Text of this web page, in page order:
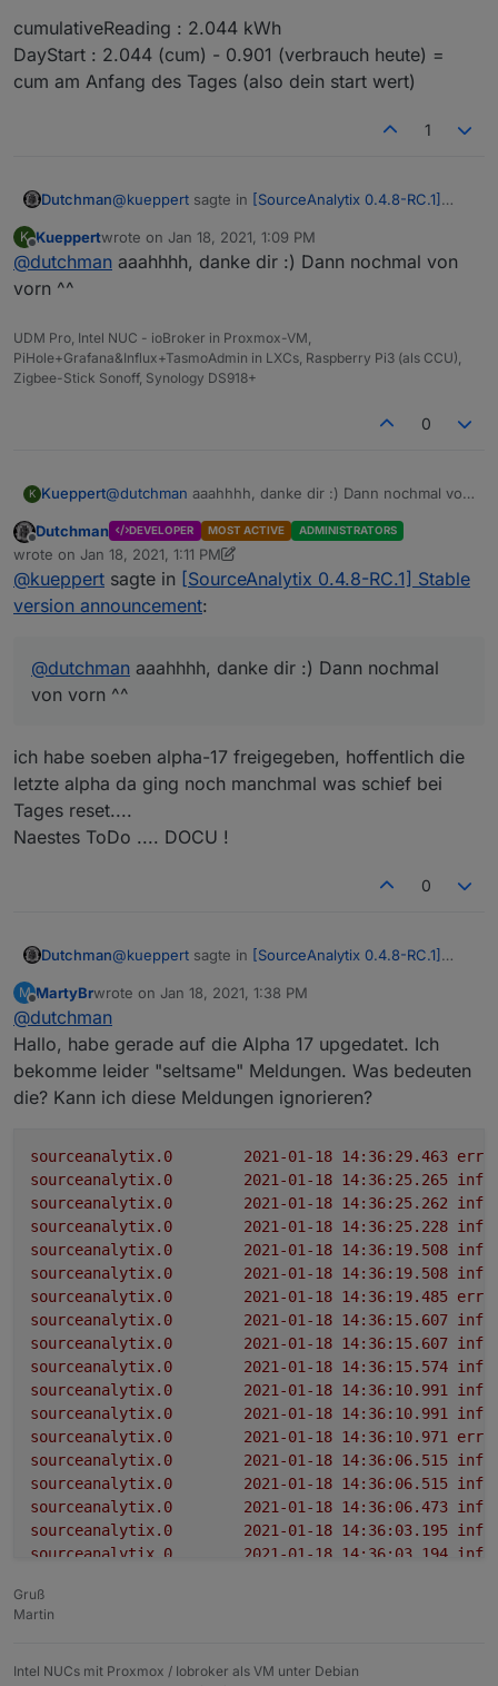
cumulativeReading : 2.044 kWh
DayStart : 2.044 (cum) - 0.901 (verbrauch heute) =
cum am Anfang des Tages (also dein start wert)
1
Dutchman@kueppert sagte in [SourceAnalytix 0.4.8-RC.1]
rein muss? Da muss doch für mein Verständnis
in deinem beispiel :
cumulativeReading : 2.044 kWh
cum am Anfang des Tages (also dein start wert)
K
Offline
Kueppertwrote on Jan 18, 2021, 1:09 PM
last edited by
@dutchman aaahhhh, danke dir :) Dann nochmal von
vorn ^^
UDM Pro, Intel NUC - ioBroker in Proxmox-VM,
PiHole+Grafana&Influx+TasmoAdmin in LXCs, Raspberry Pi3 (als CCU),
Zigbee-Stick Sonoff, Synology DS918+
0
K Kueppert@dutchman aaahhhh, danke dir :) Dann nochmal von
Offline
Dutchman DEVELOPER MOST ACTIVE ADMINISTRATORS
wrote on Jan 18, 2021, 1:11 PM
last edited by Dutchman Jan 18, 2021, 2:12 PM
@kueppert sagte in [SourceAnalytix 0.4.8-RC.1] Stable
version announcement:
@dutchman aaahhhh, danke dir :) Dann nochmal
von vorn ^^
ich habe soeben alpha-17 freigegeben, hoffentlich die
letzte alpha da ging noch manchmal was schief bei
Tages reset....
Naestes ToDo .... DOCU !
0
Dutchman@kueppert sagte in [SourceAnalytix 0.4.8-RC.1]
nochmal von vorn ^^
ich habe soeben alpha-17 freigegeben, hoffentlich
die letzte alpha da ging noch manchmal was schief
bei Tages reset....
M
Offline
MartyBrwrote on Jan 18, 2021, 1:38 PM
last edited by
@dutchman
Hallo, habe gerade auf die Alpha 17 upgedatet. Ich
bekomme leider "seltsame" Meldungen. Was bedeuten
die? Kann ich diese Meldungen ignorieren?
sourceanalytix.0
sourceanalytix.0	2021-01-18 14:36:25.265	info	(22152) SourceAnalytix initialisation finalized, will handle calculations ... for 12 states
sourceanalytix.0	2021-01-18 14:36:25.262	info	(22152) Initialization (12 of 12) finished for : alias.0.Verbrauch.Strom.HWR.Trockner-ENERGY-COUNTER
sourceanalytix.0	2021-01-18 14:36:25.228	info	(22152) Initiating alias.0.Verbrauch.Strom.HWR.Trockner-ENERGY-COUNTER for the first time in SourceAnalytix
sourceanalytix.0	2021-01-18 14:36:19.508	info	(22152) Initialising (12 of 12) state alias.0.Verbrauch.Strom.HWR.Trockner-ENERGY-COUNTER
sourceanalytix.0	2021-01-18 14:36:19.508	info	(22152) Initialization (11 of 12) finished for : alias.0.Verbrauch.Strom.HWR.Trockner-POWER
sourceanalytix.0
info
sourceanalytix.0
info
sourceanalytix.0
info
sourceanalytix.0
info
sourceanalytix.0
info
sourceanalytix.0
sourceanalytix.0
info
sourceanalytix.0
info
sourceanalytix.0
info
sourceanalytix.0
info
sourceanalytix.0
info
sourceanalytix.0	2021-01-18 14:35:58.619	info	(22152) Initialising (7 of 12) state alias.0.Verbrauch.Strom.Wohnzimmer.Shelly-Plug-4-Power
sourceanalytix.0	2021-01-18 14:35:58.619	info	(22152) Initialization (6 of 12) finished for : alias.0.Verbrauch.Strom.Wohnzimmer.Shelly-Plug-3-Power
sourceanalytix.0
Gruß
Martin
Intel NUCs mit Proxmox / Iobroker als VM unter Debian